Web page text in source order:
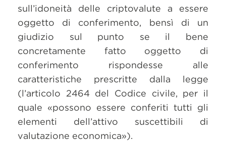
sull’idoneità delle criptovalute a essere
oggetto di conferimento, bensì di un
giudizio sul punto se il bene
concretamente fatto oggetto di
conferimento rispondesse alle
caratteristiche prescritte dalla legge
(l’articolo 2464 del Codice civile, per il
quale «possono essere conferiti tutti gli
elementi dell’attivo suscettibili di
valutazione economica»).